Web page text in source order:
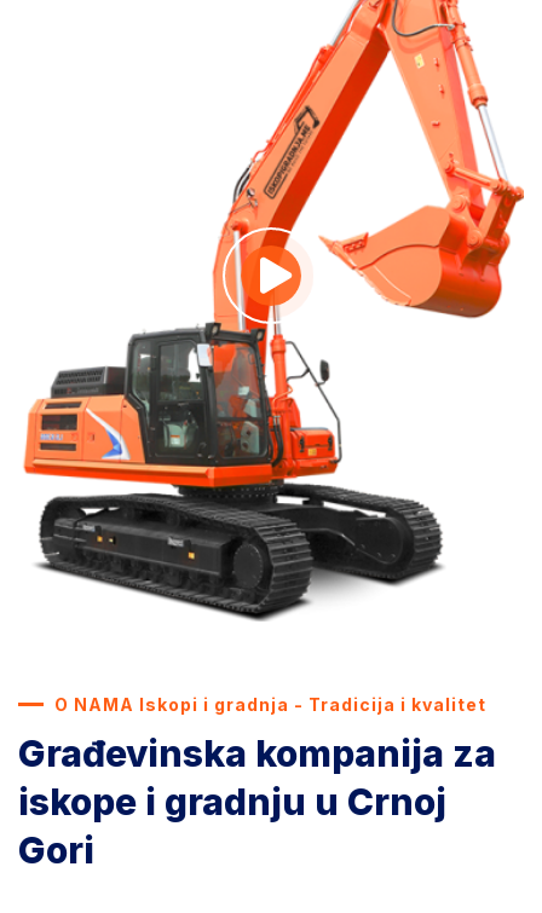
O NAMA Iskopi i gradnja - Tradicija i kvalitet
Građevinska kompanija za
iskope i gradnju u Crnoj
Gori